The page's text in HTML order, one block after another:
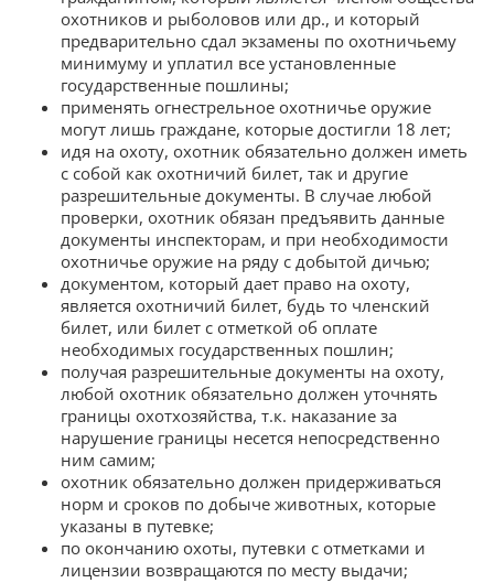
охотников и рыболовов или др., и который
предварительно сдал экзамены по охотничьему
минимуму и уплатил все установленные
государственные пошлины;
применять огнестрельное охотничье оружие
могут лишь граждане, которые достигли 18 лет;
идя на охоту, охотник обязательно должен иметь
с собой как охотничий билет, так и другие
разрешительные документы. В случае любой
проверки, охотник обязан предъявить данные
документы инспекторам, и при необходимости
охотничье оружие на ряду с добытой дичью;
документом, который дает право на охоту,
является охотничий билет, будь то членский
билет, или билет с отметкой об оплате
необходимых государственных пошлин;
получая разрешительные документы на охоту,
любой охотник обязательно должен уточнять
границы охотхозяйства, т.к. наказание за
нарушение границы несется непосредственно
ним самим;
охотник обязательно должен придерживаться
норм и сроков по добыче животных, которые
указаны в путевке;
по окончанию охоты, путевки с отметками и
лицензии возвращаются по месту выдачи;